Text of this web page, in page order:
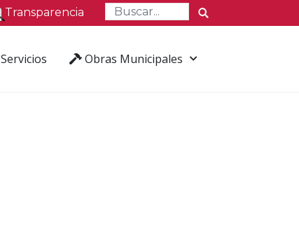
Transparencia
Servicios Obras Municipales